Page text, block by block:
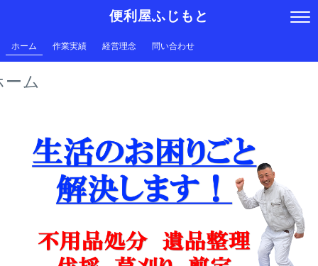
便利屋ふじもと
ホーム 作業実績 経営理念 問い合わせ
ーム